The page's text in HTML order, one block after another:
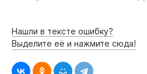
Нашли в тексте ошибку?
Выделите её и нажмите сюда!